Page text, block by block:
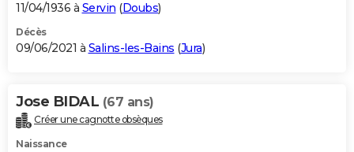
11/04/1936 à Servin (Doubs)
Décès
09/06/2021 à Salins-les-Bains (Jura)
Jose BIDAL (67 ans)
Créer une cagnotte obsèques
Naissance